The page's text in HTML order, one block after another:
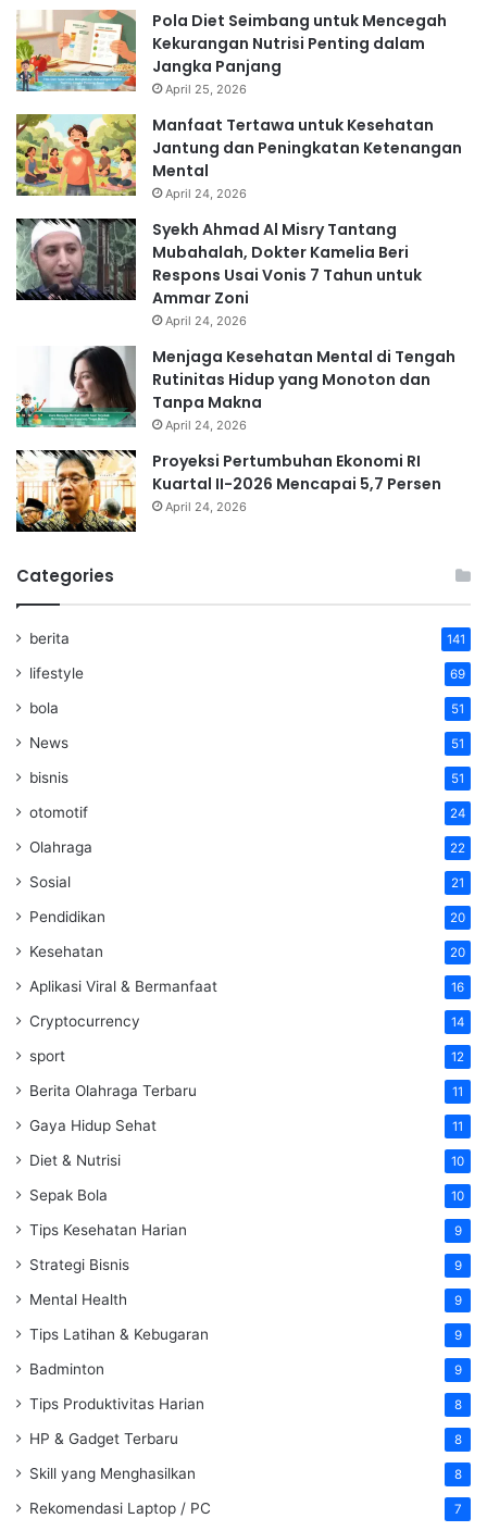
Pola Diet Seimbang untuk Mencegah
Kekurangan Nutrisi Penting dalam
Jangka Panjang
April 25, 2026
Manfaat Tertawa untuk Kesehatan
Jantung dan Peningkatan Ketenangan
Mental
April 24, 2026
Syekh Ahmad Al Misry Tantang
Mubahalah, Dokter Kamelia Beri
Respons Usai Vonis 7 Tahun untuk
Ammar Zoni
April 24, 2026
Menjaga Kesehatan Mental di Tengah
Rutinitas Hidup yang Monoton dan
Tanpa Makna
April 24, 2026
Proyeksi Pertumbuhan Ekonomi RI
Kuartal II-2026 Mencapai 5,7 Persen
April 24, 2026
Categories
berita 141
lifestyle 69
bola 51
News 51
bisnis 51
otomotif 24
Olahraga 22
Sosial 21
Pendidikan 20
Kesehatan 20
Aplikasi Viral & Bermanfaat 16
Cryptocurrency 14
sport 12
Berita Olahraga Terbaru 11
Gaya Hidup Sehat 11
Diet & Nutrisi 10
Sepak Bola 10
Tips Kesehatan Harian 9
Strategi Bisnis 9
Mental Health 9
Tips Latihan & Kebugaran 9
Badminton 9
Tips Produktivitas Harian 8
HP & Gadget Terbaru 8
Skill yang Menghasilkan 8
Rekomendasi Laptop / PC 7